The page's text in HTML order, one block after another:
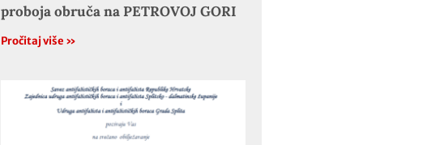
proboja obruča na PETROVOJ GORI
Pročitaj više »